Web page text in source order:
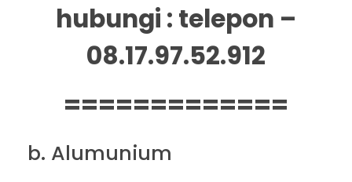
hubungi : telepon –
08.17.97.52.912
=============
b. Alumunium